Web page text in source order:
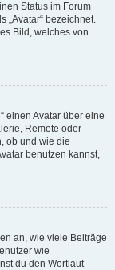
Status im Forum
„Avatar“ bezeichnet.
Bild, welches von
einen Avatar über eine
Remote oder
ob und wie die
benutzen kannst,
an, wie viele Beiträge
wie
du den Wortlaut